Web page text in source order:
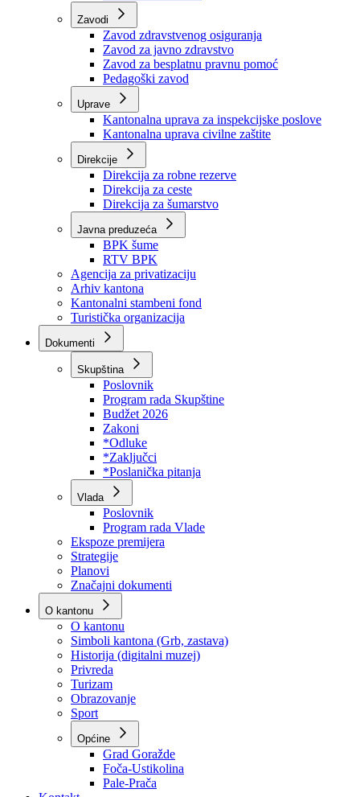
Centar za socijalni rad
Dom za stara i iznemogla lica
Kantonalna bolnica
Zavodi
Zavod zdravstvenog osiguranja
Zavod za javno zdravstvo
Zavod za besplatnu pravnu pomoć
Pedagoški zavod
Kantonalna uprava za inspekcijske poslove
Kantonalna uprava civilne zaštite
Direkcije
Direkcija za robne rezerve
Direkcija za ceste
Direkcija za šumarstvo
Javna preduzeća
BPK šume
RTV BPK
Agencija za privatizaciju
Arhiv kantona
Kantonalni stambeni fond
Turistička organizacija
Dokumenti
Skupština
Poslovnik
Program rada Skupštine
Budžet 2026
Zakoni
*Odluke
*Zaključci
*Poslanička pitanja
Vlada
Poslovnik
Program rada Vlade
Ekspoze premijera
Strategije
Planovi
Značajni dokumenti
O kantonu
O kantonu
Simboli kantona (Grb, zastava)
Historija (digitalni muzej)
Privreda
Turizam
Obrazovanje
Sport
Općine